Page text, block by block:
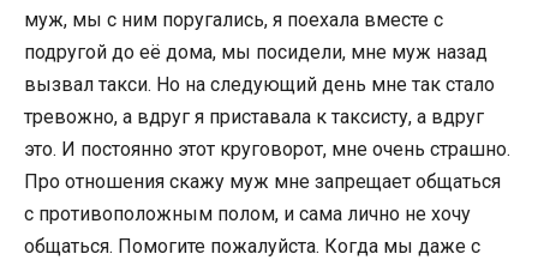
муж, мы с ним поругались, я поехала вместе с
подругой до её дома, мы посидели, мне муж назад
вызвал такси. Но на следующий день мне так стало
тревожно, а вдруг я приставала к таксисту, а вдруг
это. И постоянно этот круговорот, мне очень страшно.
Про отношения скажу муж мне запрещает общаться
с противоположным полом, и сама лично не хочу
общаться. Помогите пожалуйста. Когда мы даже с